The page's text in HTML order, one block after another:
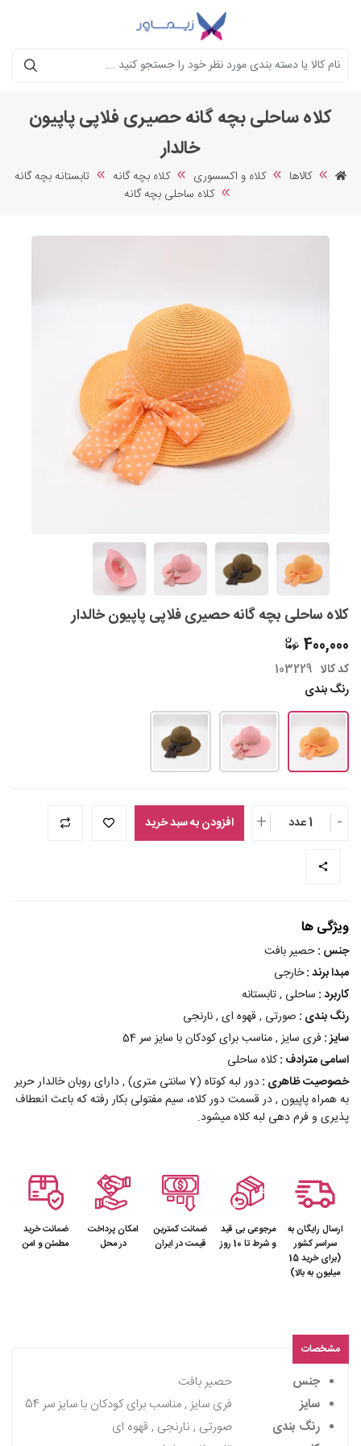
جستجو
کلاه ساحلی بچه گانه حصیری فلاپی پاپیون
خالدار
کالاها کلاه و اکسسوری کلاه بچه گانه
تابستانه بچه گانه
کلاه ساحلی بچه گانه
کلاه ساحلی بچه گانه حصیری فلاپی پاپیون خالدار
400,000
کد کالا 103229
رنگ بندی
- 1 عدد + افزودن به سبد خرید
ویژگی ها
جنس :حصیر بافت
مبدا برند :خارجی
کاربرد : ساحلی , تابستانه
رنگ بندی : صورتی , قهوه ای , نارنجی
سایز : فری سایز , مناسب برای کودکان با سایز سر 54
اسامی مترادف :کلاه ساحلی
خصوصیت ظاهری :
دور لبه کوتاه (7 سانتی متری) , دارای روبان خالدار حریر
به همراه پاپیون , در قسمت دور کلاه، سیم مفتولی بکار رفته که باعث انعطاف
پذیری و فرم دهی لبه کلاه میشود.
ارسال رایگان به
سراسر کشور
(برای خرید 15
میلیون به بالا)
مرجوعی بی قید
و شرط تا 10 روز
ضمانت کمترین
قیمت در ایران
امکان پرداخت
در محل
ضمانت خرید
مطمئن و امن
مشخصات
جنس
حصیر بافت
سایز
فری سایز , مناسب برای کودکان با سایز سر 54
رنگ بندی
صورتی , نارنجی , قهوه ای